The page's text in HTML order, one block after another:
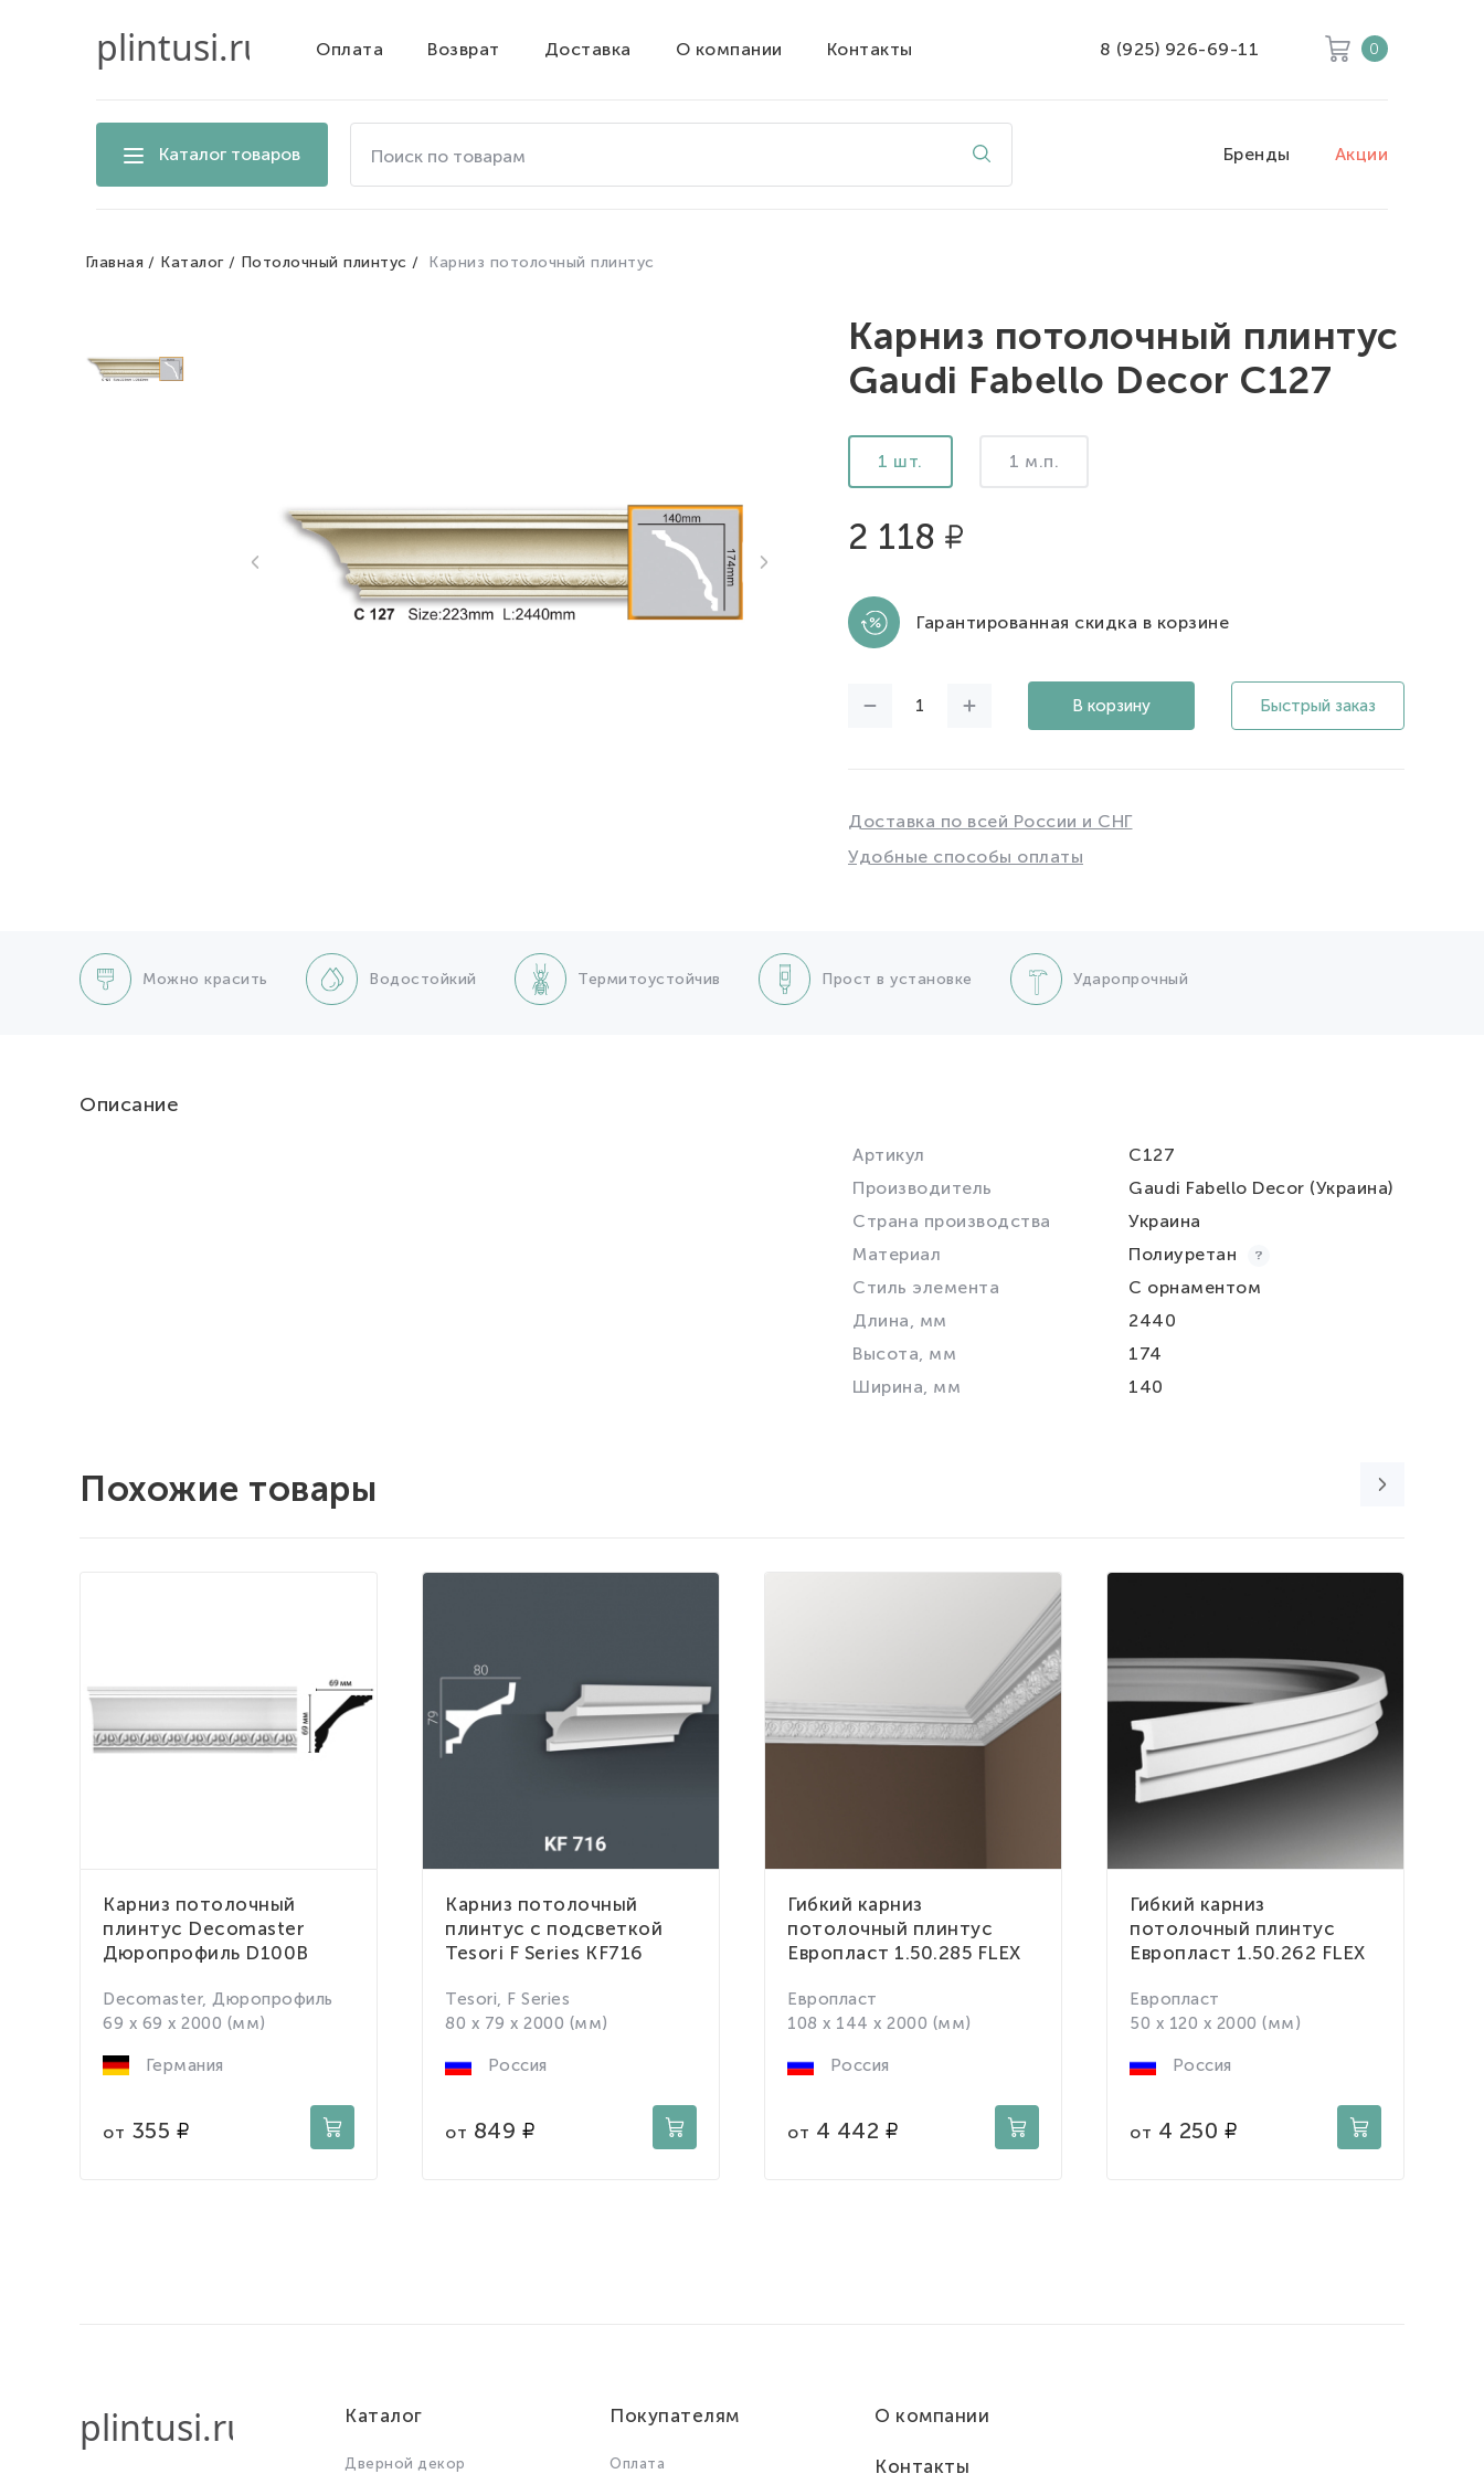
Оплата Возврат Доставка О компании Контакты 8 (925) 926-69-11 0
Каталог товаров
товарам
Бренды Акции
Главная Каталог Потолочный плинтус Карниз потолочный плинтус
Карниз потолочный плинтус
Gaudi Fabello Decor C127
1 шт. 1 м.п.
2 118
Гарантированная скидка в корзине
В корзину Быстрый заказ
Доставка по всей России и СНГ
Удобные способы оплаты
Можно красить Водостойкий Термитоустойчив Прост в установке Ударопрочный
Описание
Артикул
C127
Производитель
Gaudi Fabello Decor (Украина)
Страна производства
Украина
Материал
Полиуретан
Стиль элемента
С орнаментом
Длина, мм
2440
Высота, мм
174
Ширина, мм
140
Похожие товары
Карниз потолочный
плинтус Decomaster
Дюропрофиль D100B
Decomaster, Дюропрофиль
69 x 69 x 2000 (мм)
Германия
от 355
Карниз потолочный
плинтус с подсветкой
Tesori F Series KF716
Tesori, F Series
80 x 79 x 2000 (мм)
Россия
от 849
Гибкий карниз
потолочный плинтус
Европласт 1.50.285 FLEX
Европласт
108 x 144 x 2000 (мм)
Россия
от 4 442
Гибкий карниз
потолочный плинтус
Европласт 1.50.262 FLEX
Европласт
50 x 120 x 2000 (мм)
Россия
от 4 250
Каталог
Дверной декор
Покупателям
Оплата
О компании
Контакты